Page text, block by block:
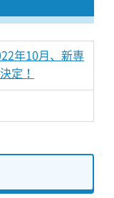
年10月、新専
定！